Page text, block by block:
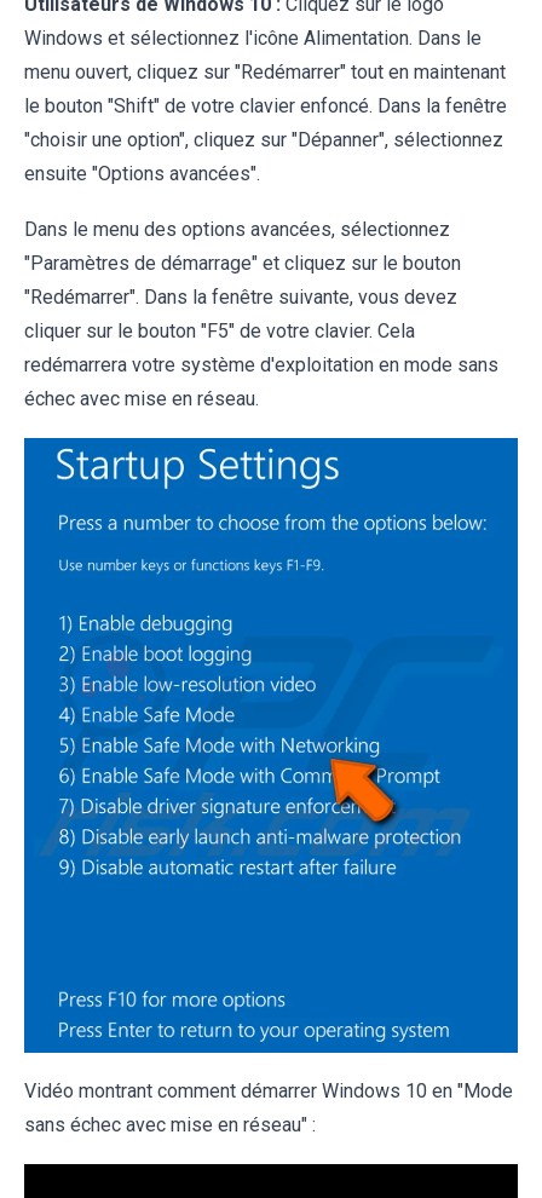
Windows et sélectionnez l'icône Alimentation. Dans le
menu ouvert, cliquez sur "Redémarrer" tout en maintenant
le bouton "Shift" de votre clavier enfoncé. Dans la fenêtre
"choisir une option", cliquez sur "Dépanner", sélectionnez
ensuite "Options avancées".
Dans le menu des options avancées, sélectionnez
"Paramètres de démarrage" et cliquez sur le bouton
"Redémarrer". Dans la fenêtre suivante, vous devez
cliquer sur le bouton "F5" de votre clavier. Cela
redémarrera votre système d'exploitation en mode sans
échec avec mise en réseau.
Vidéo montrant comment démarrer Windows 10 en "Mode
sans échec avec mise en réseau" :